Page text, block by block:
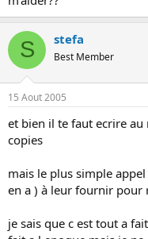
u
s
s
i
o
n
S stefa
Best Member
15 Aout 2005
et bien il te faut ecrire
copies
mais le plus simple
en a ) à leur fournir pour
je sais que c est tout a